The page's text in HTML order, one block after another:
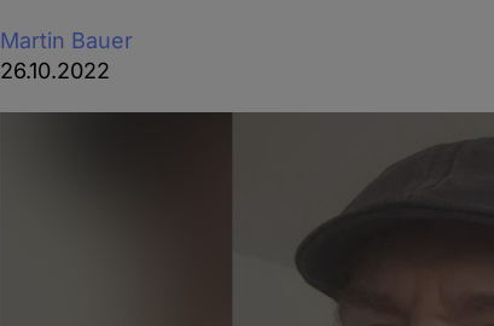
Martin Bauer
26.10.2022